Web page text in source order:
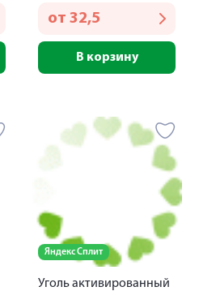
от 32,5
В корзину
Яндекс Сплит
Уголь активированный